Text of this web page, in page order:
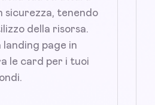
sicurezza, tenendo
della risorsa.
landing page in
le card per i tuoi